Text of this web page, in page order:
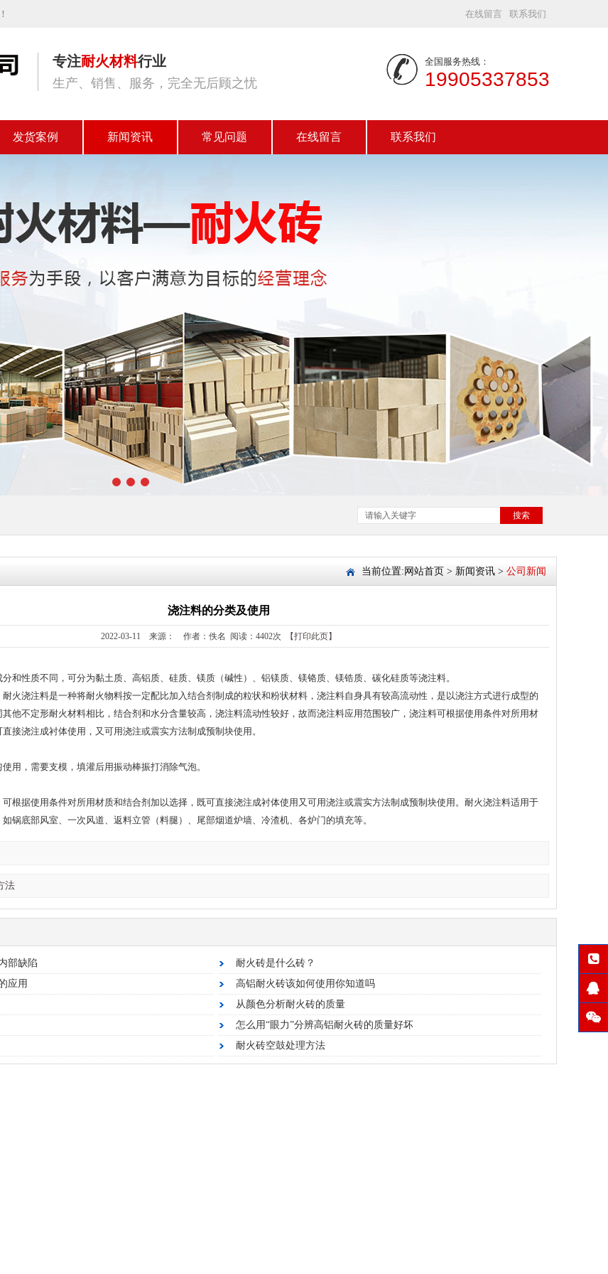
在线留言 联系我们
专注耐火材料行业
生产、销售、服务，完全无后顾之忧
全国服务热线：
19905337853
发货案例 新闻资讯 常见问题 在线留言 联系我们
搜索
铝耐火浇注料 高铝圆形流钢砖 粘土流钢砖 半枚条耐火砖
当前位置: 网站首页 > 新闻资讯 > 公司新闻
浇注料的分类及使用
2022-03-11 来源： 作者：佚名 阅读：4402次 【打印此页】
和性质不同，可分为黏土质、高铝质、硅质、镁质（碱性）、铝镁质、镁铬质、镁锆质、碳化硅质等浇注料。
火浇注料是一种将耐火物料按一定配比加入结合剂制成的粒状和粉状材料，浇注料自身具有较高流动性，是以浇注方式进行成型的
他不定形耐火材料相比，结合剂和水分含量较高，浇注料流动性较好，故而浇注料应用范围较广，浇注料可根据使用条件对所用材
接浇注成衬体使用，又可用浇注或震实方法制成预制块使用。
用，需要支模，填灌后用振动棒振打消除气泡。
根据使用条件对所用材质和结合剂加以选择，既可直接浇注成衬体使用又可用浇注或震实方法制成预制块使用。耐火浇注料适用于
锅底部风室、一次风道、返料立管（料腿）、尾部烟道炉墙、冷渣机、各炉门的填充等。
法
部缺陷​
耐火砖是什么砖？
应用
高铝耐火砖该如何使用你知道吗
从颜色分析耐火砖的质量
怎么用“眼力”分辨高铝耐火砖的质量好坏
耐火砖空鼓处理方法